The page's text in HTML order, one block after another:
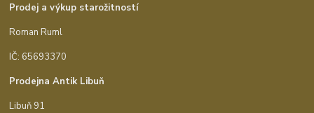
Prodej a výkup starožitností
Roman Ruml
IČ: 65693370
Prodejna Antik Libuň
Libuň 91